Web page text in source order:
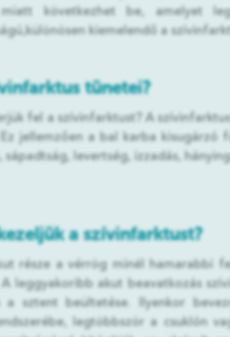
miatt következhet be, amelyet
kiemelendő a
tünetei?
fel a szívinfarktust? A
Ez jellemzően a bal karba
sápadtság, levertség, izzadás,
a szívinfarktust?
része a vérrög minél hamarabbi
leggyakoribb akut beavatkozás
a sztent beültetése. Ilyenkor
legtöbbször a csuklón